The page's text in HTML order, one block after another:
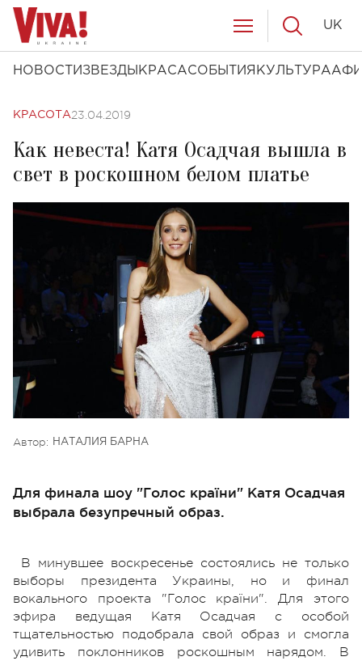
НОВОСТИ ЗВЕЗДЫ КРАСАСОБЫТИЯ КУЛЬТУРА
UK
КРАСОТА23.04.2019
Как невеста! Катя Осадчая вышла в
свет в роскошном белом платье
Автор: НАТАЛИЯ БАРНА
Для финала шоу "Голос країни" Катя Осадчая
выбрала безупречный образ.
В минувшее воскресенье состоялись не только
выборы президента Украины, но и финал
вокального проекта "Голос країни". Для этого
эфира ведущая Катя Осадчая с особой
тщательностью подобрала свой образ и смогла
удивить поклонников роскошным нарядом. В